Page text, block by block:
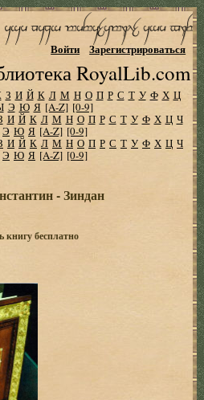
RoyalLib.com
Войти Зарегистрироваться
З И Й К Л М Н О П Р С Т У Ф Х Ц
Э Ю Я [A-Z] [0-9]
И Й К Л М Н О П Р С Т У Ф Х Ц Ч
Э Ю Я [A-Z] [0-9]
И Й К Л М Н О П Р С Т У Ф Х Ц Ч
Э Ю Я [A-Z] [0-9]
- Зиндан
книгу бесплатно